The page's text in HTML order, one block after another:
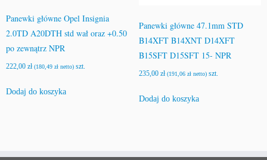
Panewki główne Opel Insignia
2.0TD A20DTH std wał oraz +0.50
po zewnątrz NPR
222,00 zł (180,49 zł netto) szt.
Dodaj do koszyka
Panewki główne 47.1mm STD
B14XFT B14XNT D14XFT
B15SFT D15SFT 15- NPR
235,00 zł (191,06 złnetto)szt.
Dodaj do koszyka